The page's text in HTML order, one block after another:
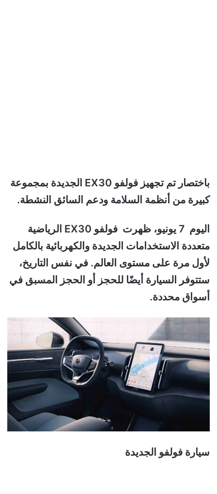
باختصار تم تجهيز فولفو EX30 الجديدة بمجموعة
كبيرة من أنظمة السلامة ودعم السائق النشطة.
اليوم 7 يونيو، ظهرت فولفو EX30 الرياضية
متعددة الاستخدامات الجديدة والكهربائية بالكامل
لأول مرة على مستوى العالم. في نفس التاريخ،
ستتوفر السيارة أيضًا للحجز أو الحجز المسبق في
أسواق محددة.
سيارة فولفو الجديدة